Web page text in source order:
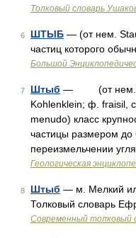
Толковый словарь
6 ШТЫБ — (от нем.
частиц которого
Большой
7 Штыб — (от нем.
Kohlenklein; ф. fraisil,
menudo) класс
частицы размером до
переизмельчении
Геологическая
8 Штыб — м. Мелкий
Толковый словарь
Современный толковый